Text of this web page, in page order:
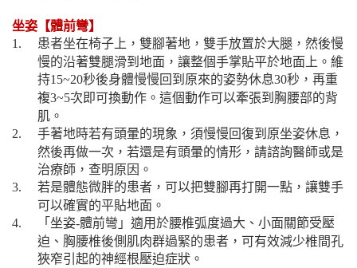
坐姿【體前彎】
1.
患者坐在椅子上，雙腳著地，雙手放置於大腿，然後慢
慢的沿著雙腿滑到地面，讓整個手掌貼平於地面上。維
持15~20秒後身體慢慢回到原來的姿勢休息30秒，再重
複3~5次即可換動作。這個動作可以牽張到胸腰部的背
肌。
2.
手著地時若有頭暈的現象，須慢慢回復到原坐姿休息，
然後再做一次，若還是有頭暈的情形，請諮詢醫師或是
治療師，查明原因。
3.
若是體態微胖的患者，可以把雙腳再打開一點，讓雙手
可以確實的平貼地面。
4. 「坐姿-體前彎」適用於腰椎弧度過大、小面關節受壓
迫、胸腰椎後側肌肉群過緊的患者，可有效減少椎間孔
狹窄引起的神經根壓迫症狀。